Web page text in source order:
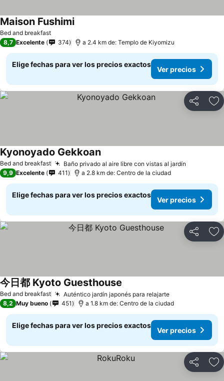
Bed and breakfast
Maison Fushimi
8,7 Excelente 374 a 2.4 km de: Templo de Kiyomizu
Elige fechas para ver los precios exactos
Ver precios
Compartir
Bed and breakfast Baño privado al aire libre con vistas al jardín
Kyonoyado Gekkoan
9,9 Excelente 411 a 2.8 km de: Centro de la ciudad
Elige fechas para ver los precios exactos
Ver precios
Compartir
Bed and breakfast Auténtico jardín japonés para relajarte
今日都 Kyoto Guesthouse
8,2 Muy bueno 451 a 1.8 km de: Centro de la ciudad
Elige fechas para ver los precios exactos
Ver precios
Compartir